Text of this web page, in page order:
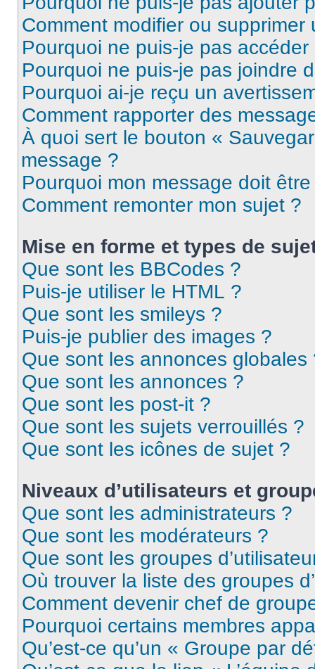
Comment modifier ou supprimer
Pourquoi ne puis-je pas
Pourquoi ne puis-je pas joindre
Pourquoi ai-je reçu un
Comment rapporter des
À quoi sert le bouton «
message ?
Pourquoi mon message doit
Comment remonter mon sujet ?
Mise en forme et types de
Que sont les BBCodes ?
Puis-je utiliser le HTML ?
Que sont les smileys ?
Puis-je publier des images ?
Que sont les annonces globales
Que sont les annonces ?
Que sont les post-it ?
Que sont les sujets verrouillés ?
Que sont les icônes de sujet ?
Niveaux d’utilisateurs et
Que sont les administrateurs ?
Que sont les modérateurs ?
Que sont les groupes
Où trouver la liste des groupes
Comment devenir chef de
Pourquoi certains membres
Qu’est-ce qu’un « Groupe par